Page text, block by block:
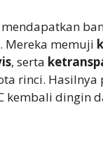
mendapatkan
Mereka memuji
, serta
rinci. Hasilnya
kembali dingin